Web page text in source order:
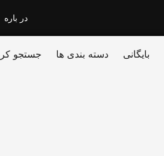
در باره
جستجو دسته بندی ها بایگانی